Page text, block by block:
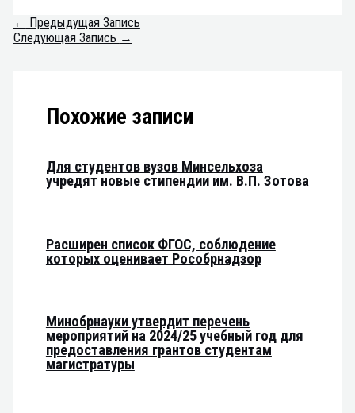
← Предыдущая Запись
Следующая Запись →
Похожие записи
Для студентов вузов Минсельхоза
учредят новые стипендии им. В.П. Зотова
Расширен список ФГОС, соблюдение
которых оценивает Рособрнадзор
Минобрнауки утвердит перечень
мероприятий на 2024/25 учебный год для
предоставления грантов студентам
магистратуры